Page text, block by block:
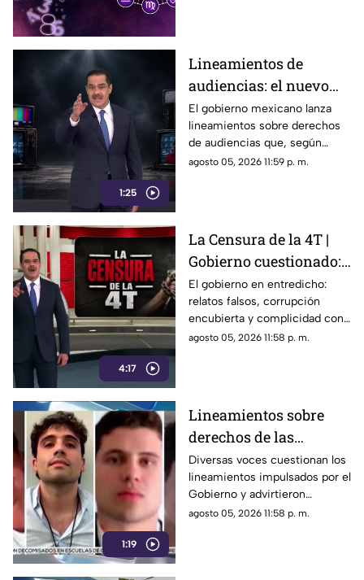
1:25
Lineamientos de
audiencias: el nuevo
mecanismo del
gobierno para censurar
medios y blindar la
corrupción en México
El gobierno mexicano lanza
lineamientos sobre derechos
de audiencias que, según
críticos, no protegen al
crimen organizado.
agosto 05, 2026 11:59 p. m.
4:17
La Censura de la 4T |
Gobierno cuestionado:
relatos falsos,
corrupción encubierta
y complicidad
El gobierno en entredicho:
relatos falsos, corrupción
encubierta y complicidad con
el crimen
agosto 05, 2026 11:58 p. m.
1:19
Lineamientos sobre
derechos de las
audiencias son
CENSURA disfrazada
Diversas voces cuestionan los
lineamientos impulsados por el
Gobierno y advirtieron
posibles riesgos para los
agosto 05, 2026 11:58 p. m.